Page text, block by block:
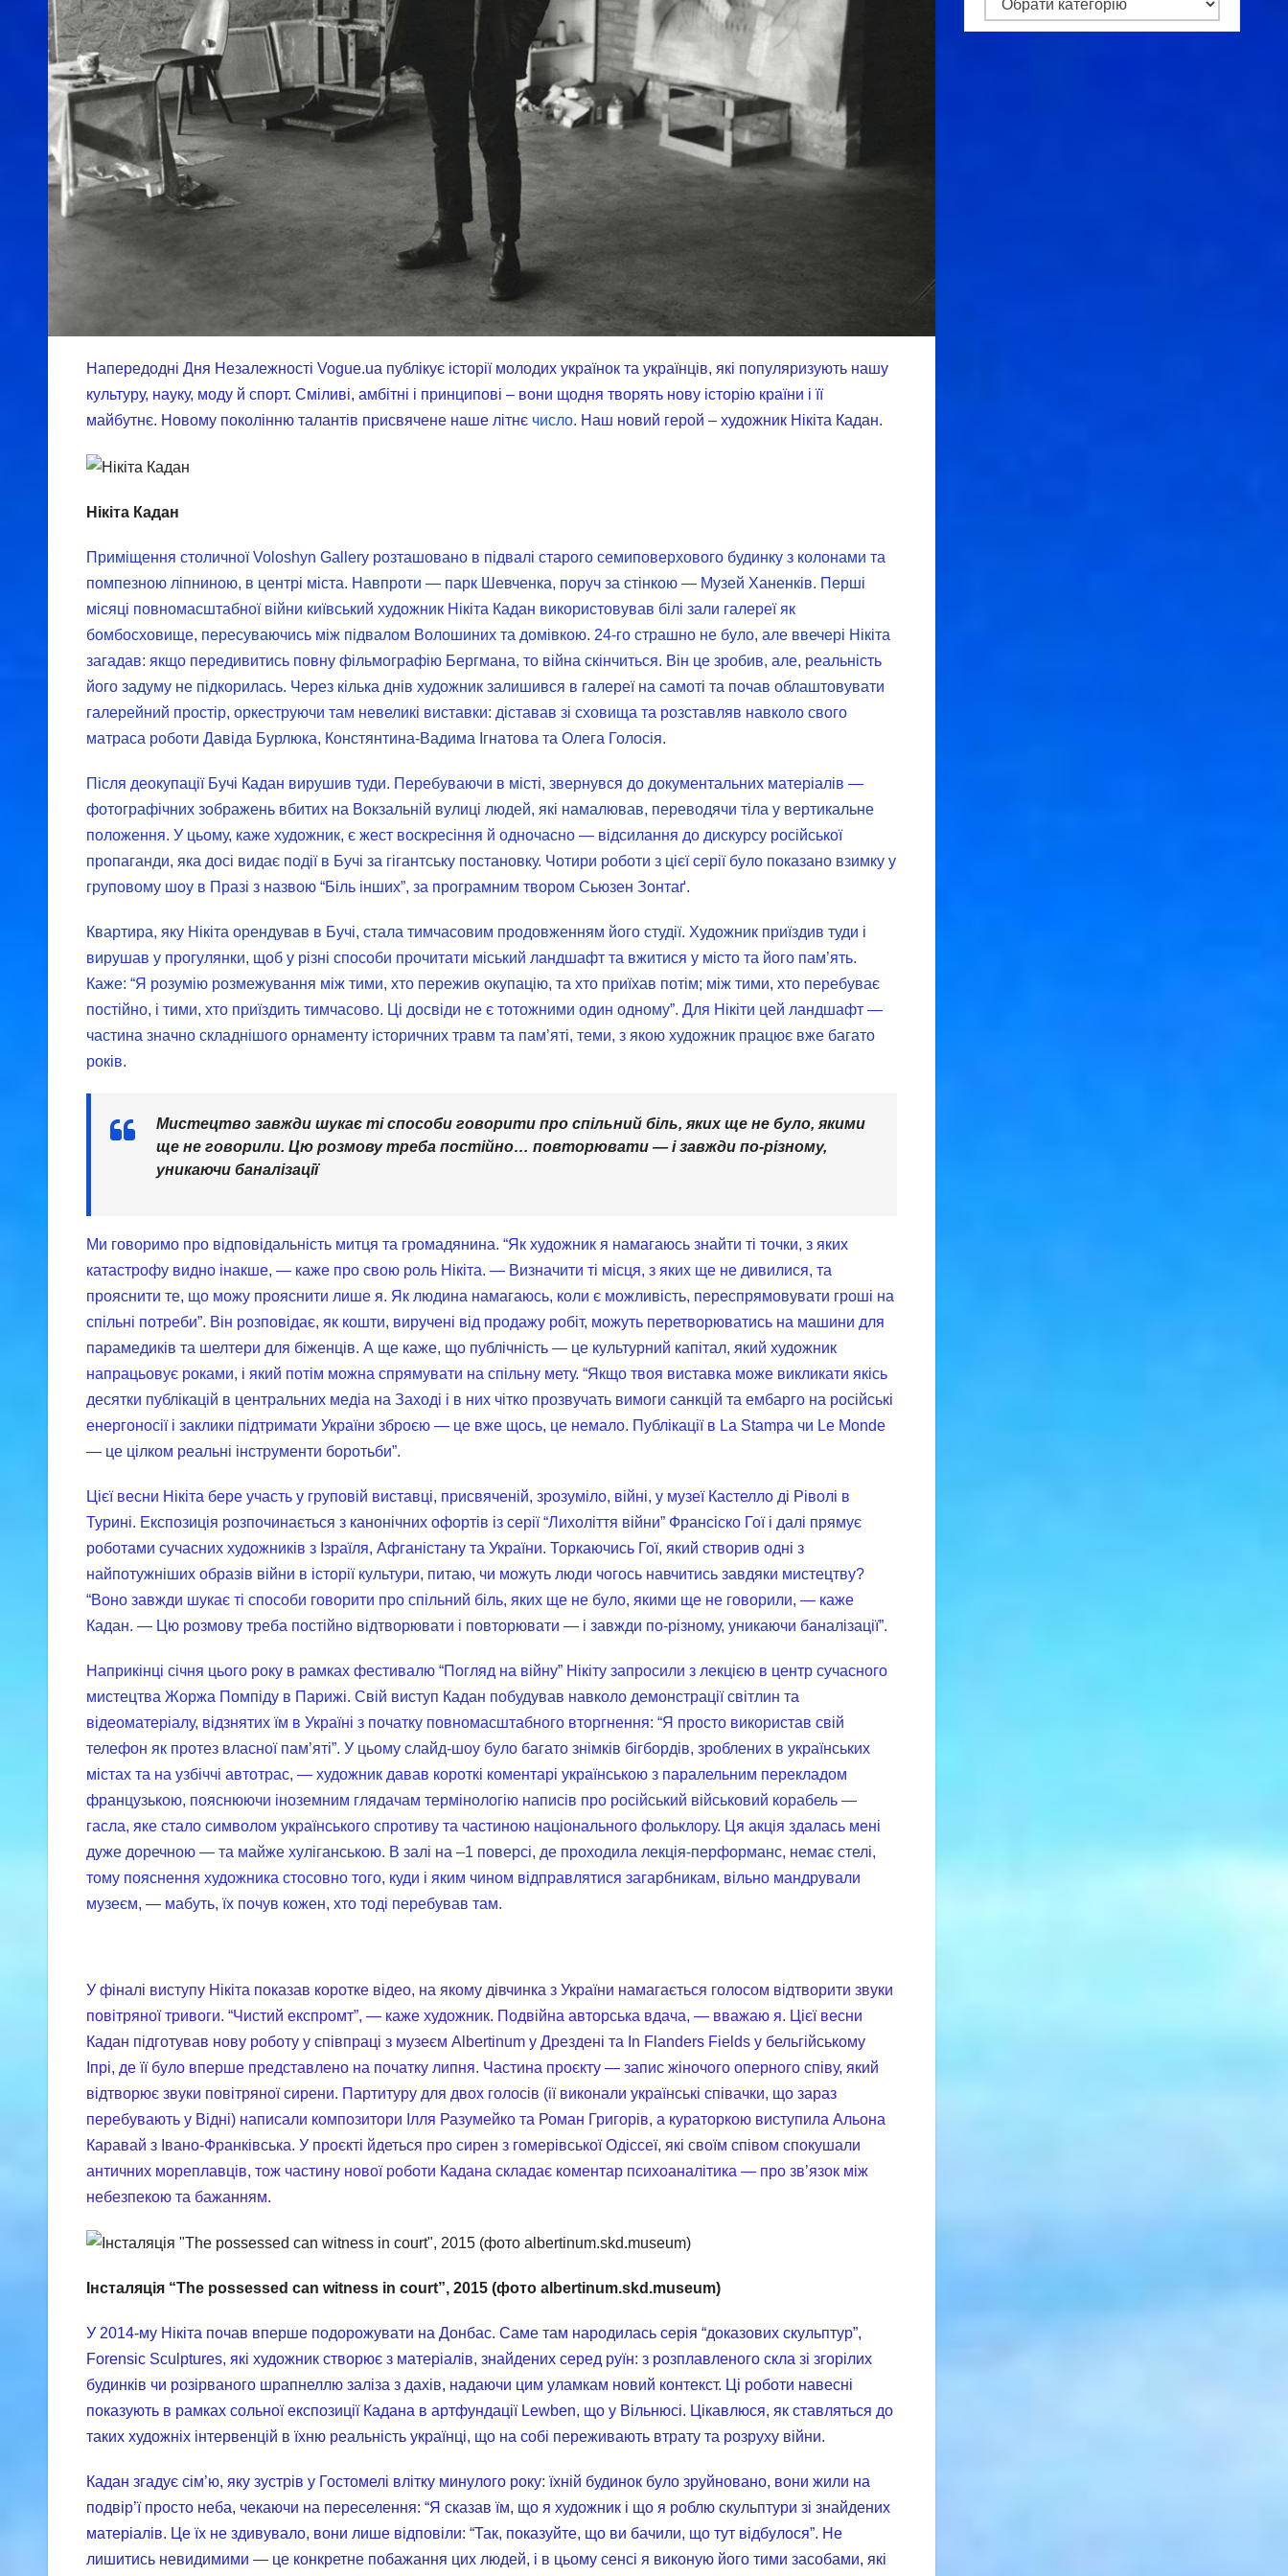
Напередодні Дня Незалежності Vogue.ua публікує історії молодих українок та українців, які популяризують нашу
культуру, науку, моду й спорт. Сміливі, амбітні і принципові – вони щодня творять нову історію країни і її
майбутнє. Новому поколінню талантів присвячене наше літнє число. Наш новий герой – художник Нікіта Кадан.
Нікіта Кадан
Приміщення столичної Voloshyn Gallery розташовано в підвалі старого семиповерхового будинку з колонами та
помпезною ліпниною, в центрі міста. Навпроти — парк Шевченка, поруч за стінкою — Музей Ханенків. Перші
місяці повномасштабної війни київський художник Нікіта Кадан використовував білі зали галереї як
бомбосховище, пересуваючись між підвалом Волошиних та домівкою. 24-го страшно не було, але ввечері Нікіта
загадав: якщо передивитись повну фільмографію Бергмана, то війна скінчиться. Він це зробив, але, реальність
його задуму не підкорилась. Через кілька днів художник залишився в галереї на самоті та почав облаштовувати
галерейний простір, оркеструючи там невеликі виставки: діставав зі сховища та розставляв навколо свого
матраса роботи Давіда Бурлюка, Констянтина-Вадима Ігнатова та Олега Голосія.
Після деокупації Бучі Кадан вирушив туди. Перебуваючи в місті, звернувся до документальних матеріалів —
фотографічних зображень вбитих на Вокзальній вулиці людей, які намалював, переводячи тіла у вертикальне
положення. У цьому, каже художник, є жест воскресіння й одночасно — відсилання до дискурсу російської
пропаганди, яка досі видає події в Бучі за гігантську постановку. Чотири роботи з цієї серії було показано взимку у
груповому шоу в Празі з назвою “Біль інших”, за програмним твором Сьюзен Зонтаґ.
Квартира, яку Нікіта орендував в Бучі, стала тимчасовим продовженням його студії. Художник приїздив туди і
вирушав у прогулянки, щоб у різні способи прочитати міський ландшафт та вжитися у місто та його пам’ять.
Каже: “Я розумію розмежування між тими, хто пережив окупацію, та хто приїхав потім; між тими, хто перебуває
постійно, і тими, хто приїздить тимчасово. Ці досвіди не є тотожними один одному”. Для Нікіти цей ландшафт —
частина значно складнішого орнаменту історичних травм та пам’яті, теми, з якою художник працює вже багато
років.
Мистецтво завжди шукає ті способи говорити про спільний біль, яких ще не було, якими
ще не говорили. Цю розмову треба постійно… повторювати — і завжди по-різному,
уникаючи баналізації
Ми говоримо про відповідальність митця та громадянина. “Як художник я намагаюсь знайти ті точки, з яких
катастрофу видно інакше, — каже про свою роль Нікіта. — Визначити ті місця, з яких ще не дивилися, та
прояснити те, що можу прояснити лише я. Як людина намагаюсь, коли є можливість, переспрямовувати гроші на
спільні потреби”. Він розповідає, як кошти, виручені від продажу робіт, можуть перетворюватись на машини для
парамедиків та шелтери для біженців. А ще каже, що публічність — це культурний капітал, який художник
напрацьовує роками, і який потім можна спрямувати на спільну мету. “Якщо твоя виставка може викликати якісь
десятки публікацій в центральних медіа на Заході і в них чітко прозвучать вимоги санкцій та ембарго на російські
енергоносії і заклики підтримати України зброєю — це вже щось, це немало. Публікації в La Stampa чи Le Monde
— це цілком реальні інструменти боротьби”.
Цієї весни Нікіта бере участь у груповій виставці, присвяченій, зрозуміло, війні, у музеї Кастелло ді Ріволі в
Турині. Експозиція розпочинається з канонічних офортів із серії “Лихоліття війни” Франсіско Гої і далі прямує
роботами сучасних художників з Ізраїля, Афганістану та України. Торкаючись Гої, який створив одні з
найпотужніших образів війни в історії культури, питаю, чи можуть люди чогось навчитись завдяки мистецтву?
“Воно завжди шукає ті способи говорити про спільний біль, яких ще не було, якими ще не говорили, — каже
Кадан. — Цю розмову треба постійно відтворювати і повторювати — і завжди по-різному, уникаючи баналізації”.
Наприкінці січня цього року в рамках фестивалю “Погляд на війну” Нікіту запросили з лекцією в центр сучасного
мистецтва Жоржа Помпіду в Парижі. Свій виступ Кадан побудував навколо демонстрації світлин та
відеоматеріалу, відзнятих їм в Україні з початку повномасштабного вторгнення: “Я просто використав свій
телефон як протез власної пам’яті”. У цьому слайд-шоу було багато знімків бігбордів, зроблених в українських
містах та на узбіччі автотрас, — художник давав короткі коментарі українською з паралельним перекладом
французькою, пояснюючи іноземним глядачам термінологію написів про російський військовий корабель —
гасла, яке стало символом українського спротиву та частиною національного фольклору. Ця акція здалась мені
дуже доречною — та майже хуліганською. В залі на –1 поверсі, де проходила лекція-перформанс, немає стелі,
тому пояснення художника стосовно того, куди і яким чином відправлятися загарбникам, вільно мандрували
музеєм, — мабуть, їх почув кожен, хто тоді перебував там.
У фіналі виступу Нікіта показав коротке відео, на якому дівчинка з України намагається голосом відтворити звуки
повітряної тривоги. “Чистий експромт”, — каже художник. Подвійна авторська вдача, — вважаю я. Цієї весни
Кадан підготував нову роботу у співпраці з музеєм Albertinum у Дрездені та In Flanders Fields у бельгійському
Іпрі, де її було вперше представлено на початку липня. Частина проєкту — запис жіночого оперного співу, який
відтворює звуки повітряної сирени. Партитуру для двох голосів (ії виконали українські співачки, що зараз
перебувають у Відні) написали композитори Ілля Разумейко та Роман Григорів, а кураторкою виступила Альона
Каравай з Івано-Франківська. У проєкті йдеться про сирен з гомерівської Одіссеї, які своїм співом спокушали
античних мореплавців, тож частину нової роботи Кадана складає коментар психоаналітика — про зв’язок між
небезпекою та бажанням.
Інсталяція “The possessed can witness in court”, 2015 (фото albertinum.skd.museum)
У 2014-му Нікіта почав вперше подорожувати на Донбас. Саме там народилась серія “доказових скульптур”,
Forensic Sculptures, які художник створює з матеріалів, знайдених серед руїн: з розплавленого скла зі згорілих
будинків чи розірваного шрапнеллю заліза з дахів, надаючи цим уламкам новий контекст. Ці роботи навесні
показують в рамках сольної експозиції Кадана в артфундації Lewben, що у Вільнюсі. Цікавлюся, як ставляться до
таких художніх інтервенцій в їхню реальність українці, що на собі переживають втрату та розруху війни.
Кадан згадує сім’ю, яку зустрів у Гостомелі влітку минулого року: їхній будинок було зруйновано, вони жили на
подвір’ї просто неба, чекаючи на переселення: “Я сказав їм, що я художник і що я роблю скульптури зі знайдених
матеріалів. Це їх не здивувало, вони лише відповіли: “Так, показуйте, що ви бачили, що тут відбулося”. Не
лишитись невидимими — це конкретне побажання цих людей, і в цьому сенсі я виконую його тими засобами, які